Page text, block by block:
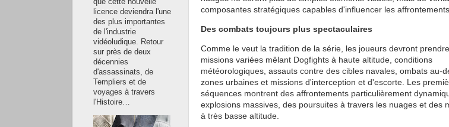
composantes stratégiques capables d'influencer les affrontements.
Des combats toujours plus spectaculaires
Comme le veut la tradition de la série, les joueurs devront
missions variées mêlant Dogfights à haute altitude, conditions
météorologiques, assauts contre des cibles navales, ombats au-
zones urbaines et missions d'interception et d'escorte. Les
séquences montrent des affrontements particulièrement
explosions massives, des poursuites à travers les nuages et des
à très basse altitude.
que cette nouvelle
licence deviendra l'une
des plus importantes
de l'industrie
vidéoludique. Retour
sur près de deux
décennies
d'assassinats, de
Templiers et de
voyages à travers
l'Histoire…